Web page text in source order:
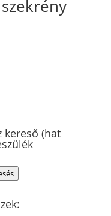
kereső (hat